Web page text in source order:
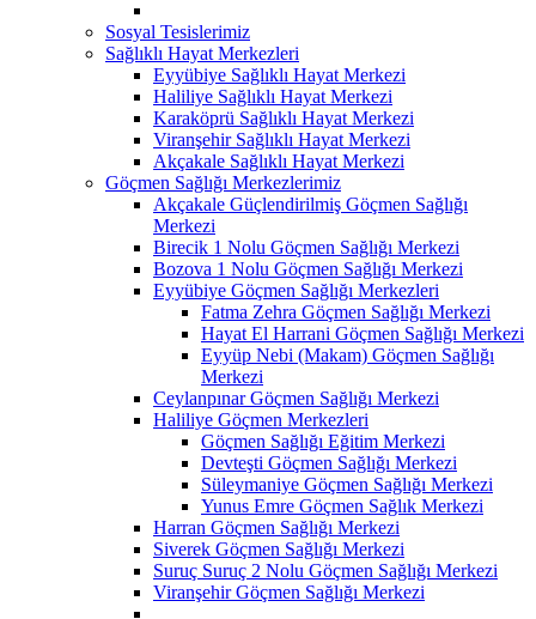
Sosyal Tesislerimiz
Sağlıklı Hayat Merkezleri
Eyyübiye Sağlıklı Hayat Merkezi
Haliliye Sağlıklı Hayat Merkezi
Karaköprü Sağlıklı Hayat Merkezi
Viranşehir Sağlıklı Hayat Merkezi
Akçakale Sağlıklı Hayat Merkezi
Göçmen Sağlığı Merkezlerimiz
Akçakale Güçlendirilmiş Göçmen Sağlığı
Merkezi
Birecik 1 Nolu Göçmen Sağlığı Merkezi
Bozova 1 Nolu Göçmen Sağlığı Merkezi
Eyyübiye Göçmen Sağlığı Merkezleri
Fatma Zehra Göçmen Sağlığı Merkezi
Hayat El Harrani Göçmen Sağlığı Merkezi
Eyyüp Nebi (Makam) Göçmen Sağlığı
Merkezi
Ceylanpınar Göçmen Sağlığı Merkezi
Haliliye Göçmen Merkezleri
Göçmen Sağlığı Eğitim Merkezi
Devteşti Göçmen Sağlığı Merkezi
Süleymaniye Göçmen Sağlığı Merkezi
Yunus Emre Göçmen Sağlık Merkezi
Harran Göçmen Sağlığı Merkezi
Siverek Göçmen Sağlığı Merkezi
Suruç Suruç 2 Nolu Göçmen Sağlığı Merkezi
Viranşehir Göçmen Sağlığı Merkezi